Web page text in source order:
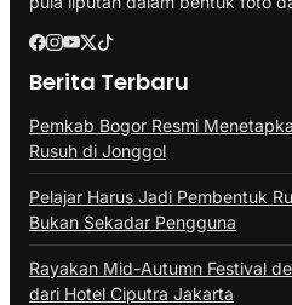
Berita Terbaru
Pemkab Bogor Resmi
Rusuh di Jonggol
Pelajar Harus Jadi Pembentuk
Bukan Sekadar Pengguna
Rayakan Mid-Autumn Festival
dari Hotel Ciputra Jakarta